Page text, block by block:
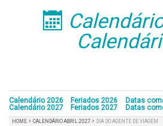
󰁣
Calendário 2026 Feriados 2026
Datas
Calendário 2027
Feriados 2027 Datas
HOME › CALENDÁRIO ABRIL 2027 › DIA DO AGENTE DE VIAGEM